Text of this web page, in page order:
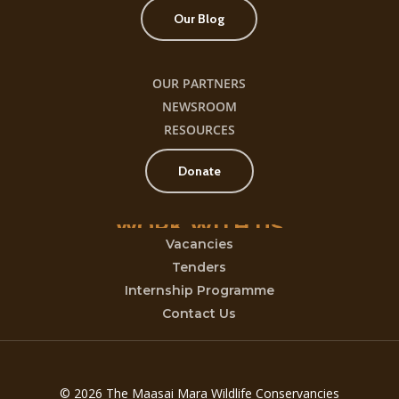
Our Blog
OUR PARTNERS
NEWSROOM
RESOURCES
Donate
WORK WITH US
Vacancies
Tenders
Internship Programme
Contact Us
© 2026 The Maasai Mara Wildlife Conservancies